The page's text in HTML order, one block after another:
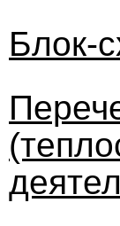
Блок-